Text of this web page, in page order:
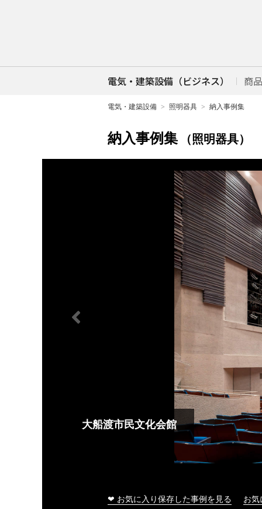
電気・建築設備（ビジネス） 商
電気・建築設備 照明器具 納入事例集
納入事例集 （照明器具）
大船渡市民文化会館
❤ お気に入り保存した事例を見る お